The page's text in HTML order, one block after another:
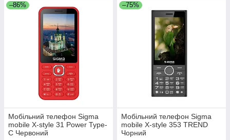
–86%
Мобільний телефон Sigma
mobile X-style 31 Power Type-
C Червоний
–75%
Мобільний телефон Sigma
mobile X-style 353 TREND
Чорний